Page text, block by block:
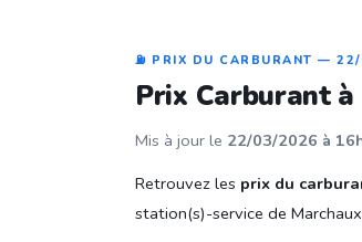
⛽ PRIX DU CARBURANT —
Prix Carburant
Mis à jour le 22/03/2026 à
Retrouvez les prix du
station(s)-service de